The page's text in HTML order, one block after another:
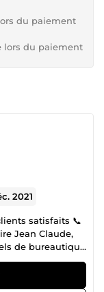
du paiement
lors du paiement
2021
satisfaits 📞
Jean Claude,
de bureautique
à l'informatique,
MS